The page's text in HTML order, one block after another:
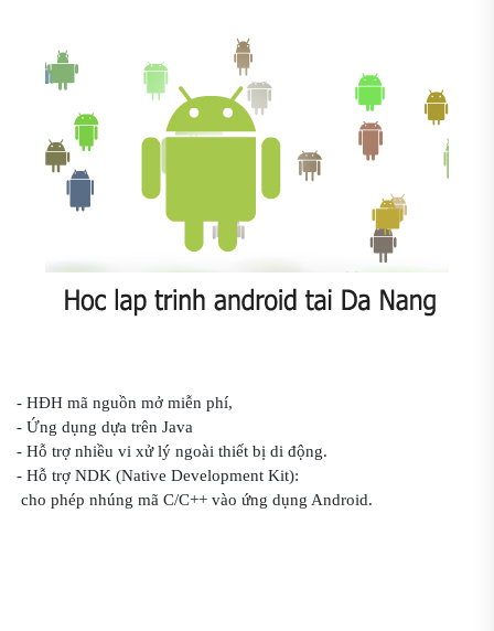
- HĐH mã nguồn mở miễn phí,
- Ứng dụng dựa trên Java
- Hỗ trợ nhiều vi xử lý ngoài thiết bị di động.
- Hỗ trợ NDK (Native Development Kit):
cho phép nhúng mã C/C++ vào ứng dụng Android.